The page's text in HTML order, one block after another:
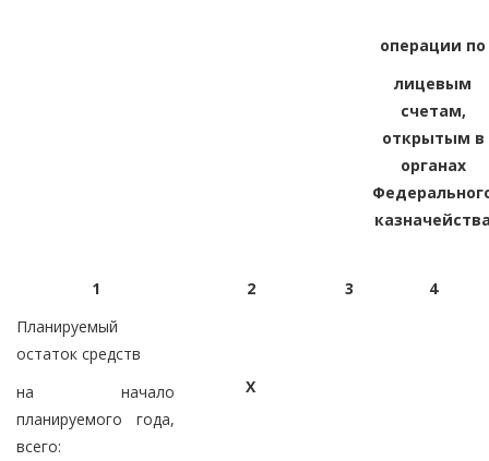
операции по
лицевым
счетам,
открытым в
органах
1 2 3
4
Планируемый
остаток средств
на начало
планируемого года,
всего:
X